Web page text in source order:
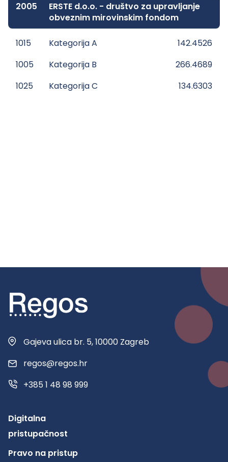
2005
ERSTE d.o.o. - društvo za upravljanje
obveznim mirovinskim fondom
1015 Kategorija A
142.4526
1005
Kategorija B
266.4689
1025
Kategorija C 134.6303
Gajeva ulica br. 5, 10000 Zagreb
regos@regos.hr
+385 1 48 98 999
Digitalna
pristupačnost
Pravo na pristup